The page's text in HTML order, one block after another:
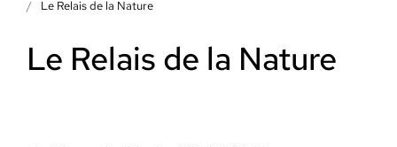
Le Relais de la Nature
Le Relais de la Nature